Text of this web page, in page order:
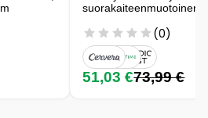
suorakaiteenmuotoinen
(0)
51,03 €73,99 €